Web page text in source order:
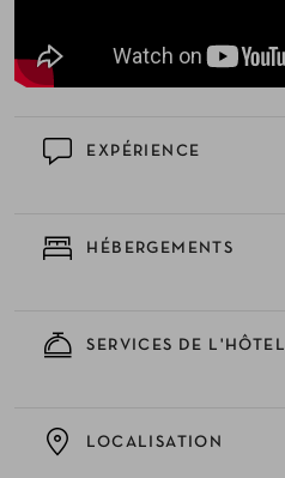
EXPÉRIENCE
HÉBERGEMENTS
SERVICES DE L'HÔTEL
LOCALISATION